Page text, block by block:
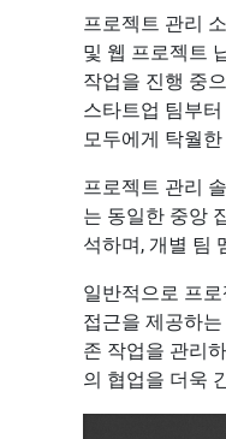
프로젝트 관리
및 웹 프로젝트
작업을 진행 중
스타트업 팀부
모두에게 탁월
프로젝트 관리
는 동일한 중앙
석하며, 개별 팀
일반적으로 프
접근을 제공하
존 작업을 관리
의 협업을 더욱